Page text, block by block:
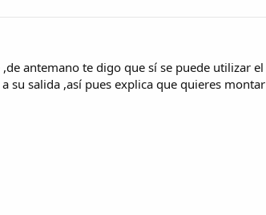
antemano te digo que sí se puede utilizar
salida ,así pues explica que quieres